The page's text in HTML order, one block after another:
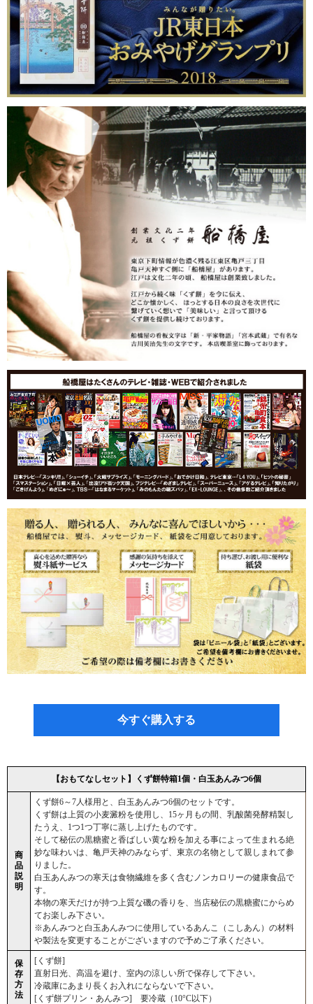
今すぐ購入する
【おもてなしセット】くず餅特箱1個・白玉あんみつ6個
商
品
説
明
くず餅6～7人様用と、白玉あんみつ6個のセットです。
くず餅は上質の小麦澱粉を使用し、15ヶ月もの間、乳酸菌発酵精製し
たうえ、1つ1つ丁寧に蒸し上げたものです。
そして秘伝の黒糖蜜と香ばしい黄な粉を加える事によって生まれる絶
妙な味わいは、亀戸天神のみならず、東京の名物として親しまれて参
りました。
白玉あんみつの寒天は食物繊維を多く含むノンカロリーの健康食品で
す。
本物の寒天だけが持つ上質な磯の香りを、当店秘伝の黒糖蜜にからめ
てお楽しみ下さい。
※あんみつと白玉あんみつに使用しているあんこ（こしあん）の材料
や製法を変更することがございますので予めご了承ください。
保
存
方
法
[くず餅]
直射日光、高温を避け、室内の涼しい所で保存して下さい。
冷蔵庫にあまり長くお入れにならないで下さい。
[くず餅プリン・あんみつ] 要冷蔵（10°C以下）